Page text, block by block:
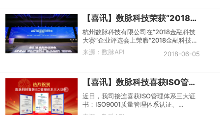
【喜讯】数脉科技荣获“2018金融科技大赛”优胜奖
杭州数脉科技有限公司在“2018金融科技
大赛”企业评选会上荣膺“2018金融科技大
赛”优胜奖。为中国互联网金融科技图谱
增添了新的力量。
来源：数脉API 2018-06-05
【喜讯】数脉科技喜获ISO管理体系三大证书
近日，我司接连喜获ISO管理体系三大证
书：ISO9001质量管理体系认证、
ISO27001信息安全管理体系认证和